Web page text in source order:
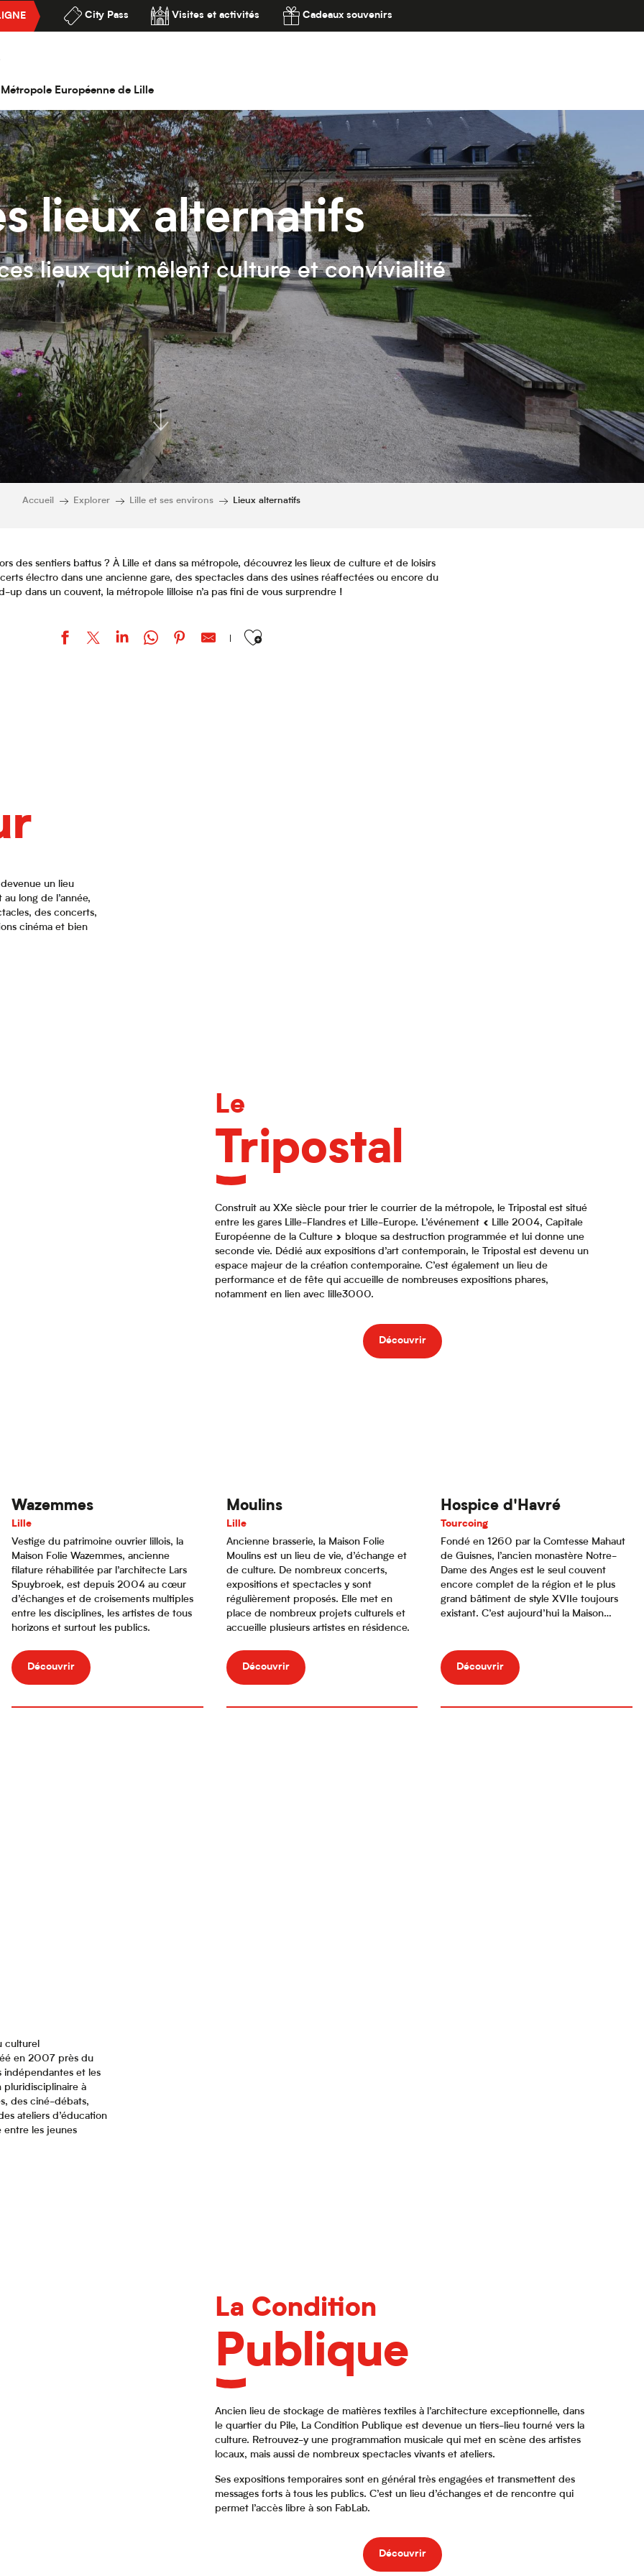
City Pass Visites et activités Cadeaux souvenirs
Européenne de Lille
lieux alternatifs
lieux qui mêlent culture et convivialité
Accueil Explorer Lille et ses environs Lieux alternatifs
des sentiers battus ? À Lille et dans sa métropole, découvrez les lieux de culture et de loisirs
électro dans une ancienne gare, des spectacles dans des usines réaffectées ou encore du
up dans un couvent, la métropole lilloise n’a pas fini de vous surprendre !
Ajouter aux favoris
un lieu
long de l’année,
des concerts,
cinéma et bien
Le
Tripostal
Construit au XXe siècle pour trier le courrier de la métropole, le Tripostal est situé
entre les gares Lille-Flandres et Lille-Europe. L’événement « Lille 2004, Capitale
Européenne de la Culture » bloque sa destruction programmée et lui donne une
seconde vie. Dédié aux expositions d’art contemporain, le Tripostal est devenu un
espace majeur de la création contemporaine. C’est également un lieu de
performance et de fête qui accueille de nombreuses expositions phares,
notamment en lien avec lille3000.
Découvrir
Wazemmes
Lille
Vestige du patrimoine ouvrier lillois, la
Maison Folie Wazemmes, ancienne
filature réhabilitée par l’architecte Lars
Spuybroek, est depuis 2004 au cœur
d’échanges et de croisements multiples
entre les disciplines, les artistes de tous
horizons et surtout les publics.
Découvrir
Moulins
Lille
Ancienne brasserie, la Maison Folie
Moulins est un lieu de vie, d’échange et
de culture. De nombreux concerts,
expositions et spectacles y sont
régulièrement proposés. Elle met en
place de nombreux projets culturels et
accueille plusieurs artistes en résidence.
Découvrir
Hospice d'Havré
Tourcoing
Fondé en 1260 par la Comtesse Mahaut
de Guisnes, l’ancien monastère Notre-
Dame des Anges est le seul couvent
encore complet de la région et le plus
grand bâtiment de style XVIIe toujours
existant. C’est aujourd’hui la Maison…
Découvrir
culturel
en 2007 près du
indépendantes et les
pluridisciplinaire à
des ciné-débats,
ateliers d’éducation
entre les jeunes
La Condition
Publique
Ancien lieu de stockage de matières textiles à l’architecture exceptionnelle, dans
le quartier du Pile, La Condition Publique est devenue un tiers-lieu tourné vers la
culture. Retrouvez-y une programmation musicale qui met en scène des artistes
locaux, mais aussi de nombreux spectacles vivants et ateliers.
Ses expositions temporaires sont en général très engagées et transmettent des
messages forts à tous les publics. C’est un lieu d’échanges et de rencontre qui
permet l’accès libre à son FabLab.
Découvrir